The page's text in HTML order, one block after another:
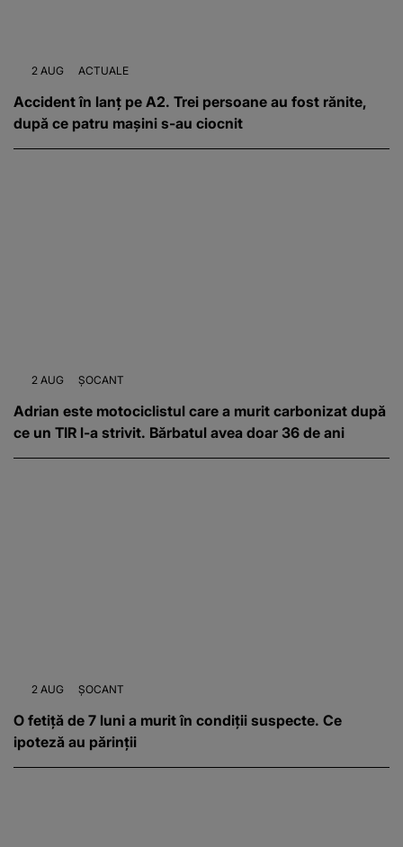
2 AUG ACTUALE
Accident în lanț pe A2. Trei persoane au fost rănite,
după ce patru mașini s-au ciocnit
2 AUG ȘOCANT
Adrian este motociclistul care a murit carbonizat după
ce un TIR l-a strivit. Bărbatul avea doar 36 de ani
2 AUG ȘOCANT
O fetiță de 7 luni a murit în condiții suspecte. Ce
ipoteză au părinții